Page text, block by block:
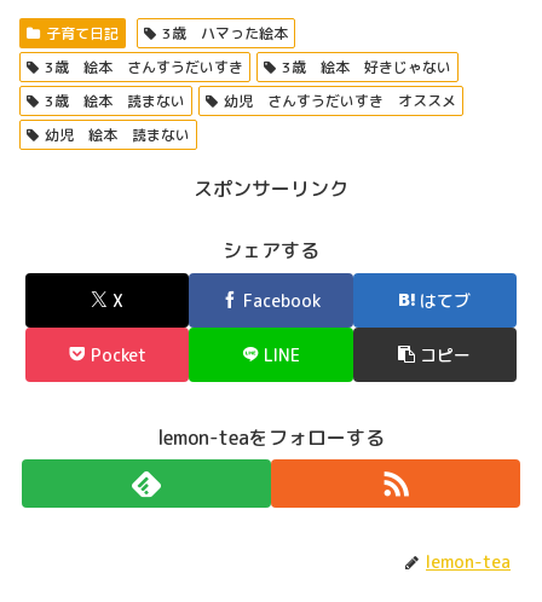
子育て日記
3歳 ハマった絵本
3歳 絵本 さんすうだいすき
3歳 絵本 好きじゃない
3歳 絵本 読まない
幼児 さんすうだいすき オススメ
幼児 絵本 読まない
スポンサーリンク
シェアする
X Facebook はてブ
Pocket LINE コピー
lemon-teaをフォローする
lemon-tea